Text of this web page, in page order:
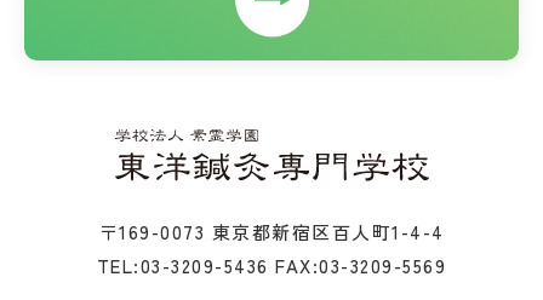
〒169-0073 東京都新宿区百人町1-4-4
TEL:03-3209-5436 FAX:03-3209-5569